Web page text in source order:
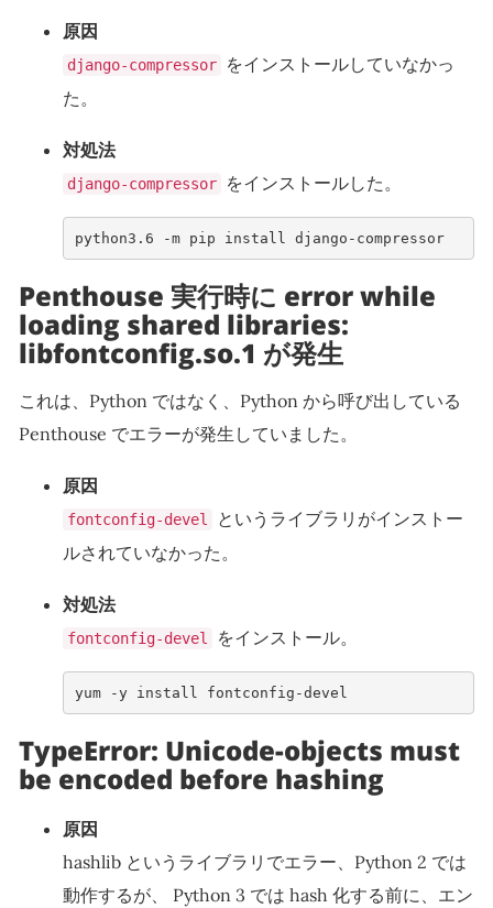
原因
django-compressor
をインストールしていなかっ
た。
対処法
django-compressor をインストールした。
python3.6 -m pip install django-compressor
Penthouse 実行時に error while
loading shared libraries:
libfontconfig.so.1 が発生
これは、Python ではなく、Python から呼び出している
Penthouse でエラーが発生していました。
原因
fontconfig-devel
というライブラリがインストー
ルされていなかった。
対処法
fontconfig-devel をインストール。
yum -y install fontconfig-devel
TypeError: Unicode-objects must
be encoded before hashing
原因
hashlib というライブラリでエラー、Python 2 では
動作するが、 Python 3 では hash 化する前に、エン